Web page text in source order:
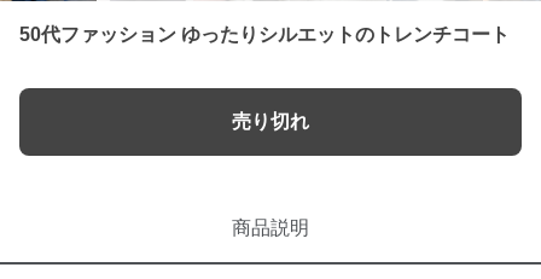
50代ファッション ゆったりシルエットのトレンチコート
売り切れ
商品説明